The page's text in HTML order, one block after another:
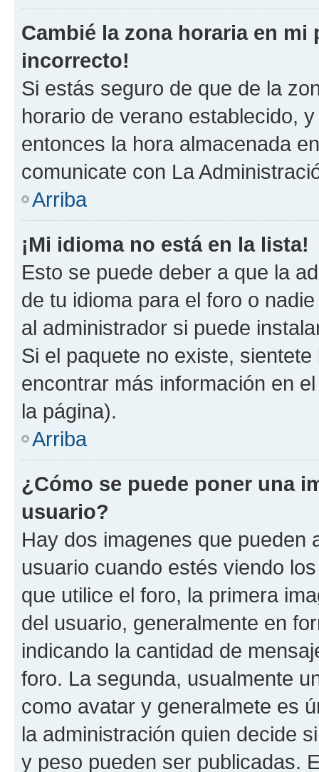
Cambié la zona horaria en
incorrecto!
Si estás seguro de que de la
horario de verano establecido,
entonces la hora almacenada
comunicate con La
Arriba
¡Mi idioma no está en la lista!
Esto se puede deber a que la
de tu idioma para el foro o
al administrador si puede
Si el paquete no existe,
encontrar más información en
la página).
Arriba
¿Cómo se puede poner una
usuario?
Hay dos imagenes que pueden
usuario cuando estés viendo
que utilice el foro, la primera
del usuario, generalmente en
indicando la cantidad de
foro. La segunda, usualmente
como avatar y generalmete es
la administración quien decide
y peso pueden ser publicadas.